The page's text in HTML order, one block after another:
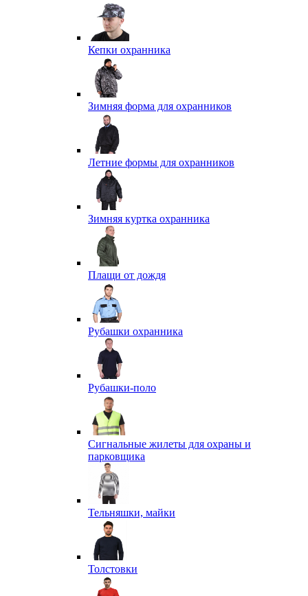
Кепки охранника
Зимняя форма для охранников
Летние формы для охранников
Зимняя куртка охранника
Плащи от дождя
Рубашки охранника
Рубашки-поло
Сигнальные жилеты для охраны и
парковщика
Тельняшки, майки
Толстовки